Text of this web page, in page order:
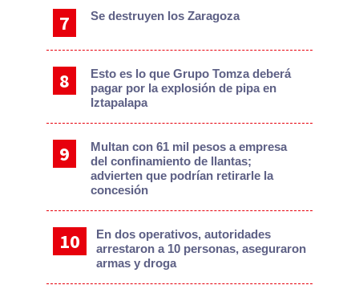
Se destruyen los Zaragoza
Esto es lo que Grupo Tomza deberá
pagar por la explosión de pipa en
Iztapalapa
Multan con 61 mil pesos a empresa
del confinamiento de llantas;
advierten que podrían retirarle la
concesión
En dos operativos, autoridades
arrestaron a 10 personas, aseguraron
armas y droga